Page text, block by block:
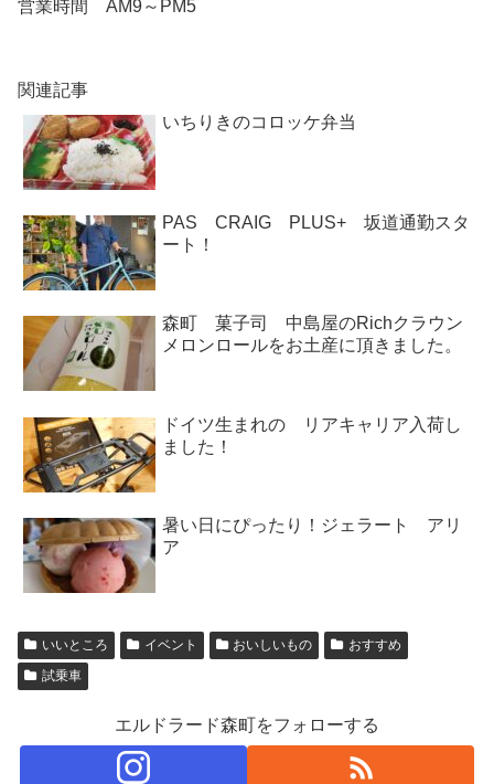
営業時間 AM9～PM5
関連記事
いちりきのコロッケ弁当
PAS CRAIG PLUS+ 坂道通勤スタ
ート！
森町 菓子司 中島屋のRichクラウン
メロンロールをお土産に頂きました。
ドイツ生まれの リアキャリア入荷し
ました！
暑い日にぴったり！ジェラート アリ
ア
いいところ イベント おいしいもの
おすすめ
試乗車
エルドラード森町をフォローする